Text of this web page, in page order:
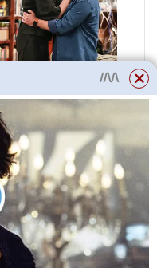
ale na
se
–